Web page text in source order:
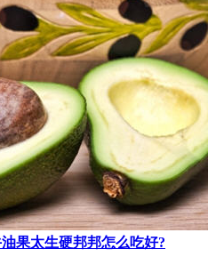
果太生硬邦邦怎么吃好?